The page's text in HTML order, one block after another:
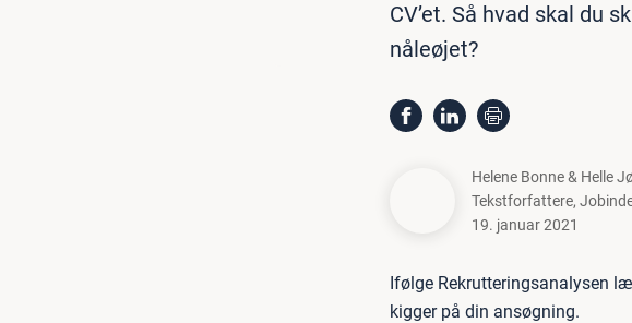
CV’et. Så hvad skal du
nåleøjet?
Helene Bonne & Helle
Tekstforfattere,
19. januar 2021
Ifølge Rekrutteringsanalysen
kigger på din ansøgning.